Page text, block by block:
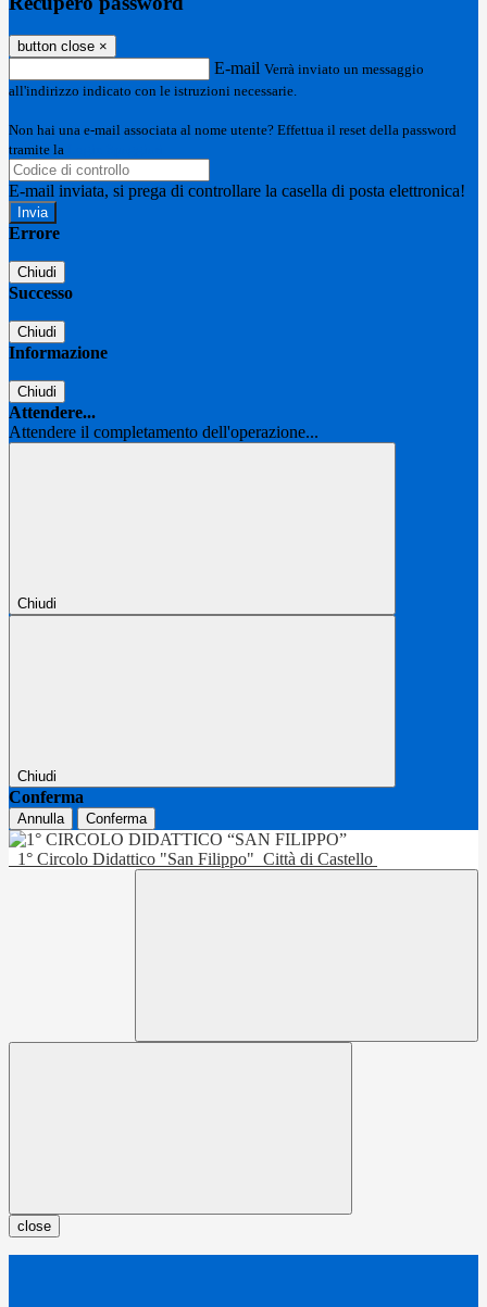
button close ×
E-mail Verrà inviato un messaggio
all'indirizzo indicato con le istruzioni necessarie.
Non hai una e-mail associata al nome utente? Effettua il reset della password
tramite la
E-mail inviata, si prega di controllare la casella di posta elettronica!
Errore
Chiudi
Successo
Chiudi
Informazione
Chiudi
Attendere...
Attendere il completamento dell'operazione...
Chiudi
Chiudi
Conferma
Annulla Conferma
1° Circolo Didattico "San Filippo" Città di Castello
close